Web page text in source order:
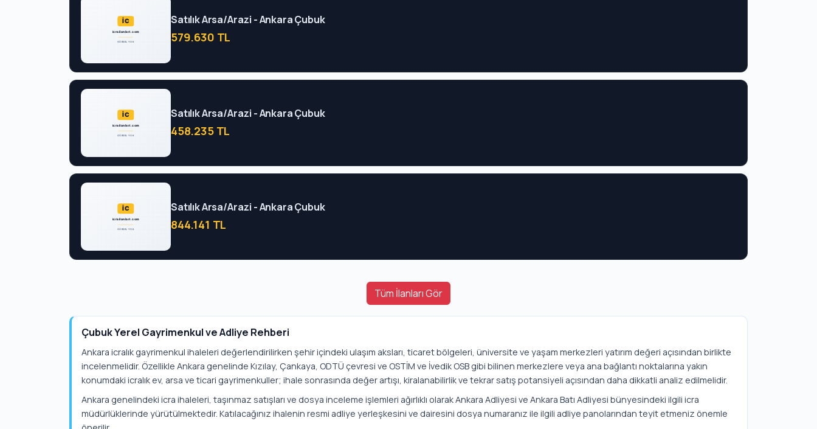
Satılık Arsa/Arazi - Ankara Çubuk
579.630 TL
Satılık Arsa/Arazi - Ankara Çubuk
458.235 TL
Satılık Arsa/Arazi - Ankara Çubuk
844.141 TL
Tüm İlanları Gör
Çubuk Yerel Gayrimenkul ve Adliye Rehberi
Ankara icralık gayrimenkul ihaleleri değerlendirilirken şehir içindeki ulaşım aksları, ticaret bölgeleri, üniversite ve yaşam merkezleri yatırım değeri açısından birlikte
incelenmelidir. Özellikle Ankara genelinde Kızılay, Çankaya, ODTÜ çevresi ve OSTİM ve İvedik OSB gibi bilinen merkezlere veya ana bağlantı noktalarına yakın
konumdaki icralık ev, arsa ve ticari gayrimenkuller; ihale sonrasında değer artışı, kiralanabilirlik ve tekrar satış potansiyeli açısından daha dikkatli analiz edilmelidir.
Ankara genelindeki icra ihaleleri, taşınmaz satışları ve dosya inceleme işlemleri ağırlıklı olarak Ankara Adliyesi ve Ankara Batı Adliyesi bünyesindeki ilgili icra
müdürlüklerinde yürütülmektedir. Katılacağınız ihalenin resmi adliye yerleşkesini ve dairesini dosya numaranız ile ilgili adliye panolarından teyit etmeniz önemle